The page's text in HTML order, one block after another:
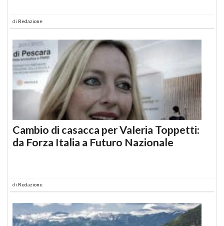
di Redazione
Cambio di casacca per Valeria Toppetti:
da Forza Italia a Futuro Nazionale
di Redazione